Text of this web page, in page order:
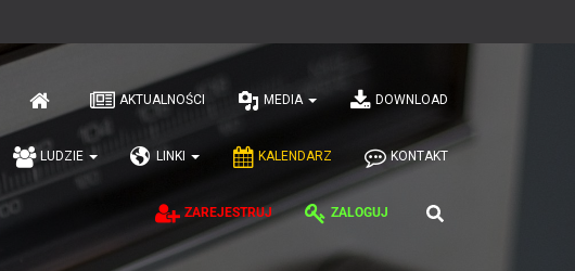
AKTUALNOŚCI MEDIA DOWNLOAD
LUDZIE LINKI KALENDARZ KONTAKT
ZAREJESTRUJ ZALOGUJ